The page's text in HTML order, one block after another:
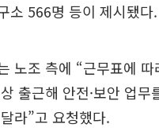
소 566명 등이 제시됐다.
노조 측에 “근무표에
출근해 안전·보안 업무
라”고 요청했다.